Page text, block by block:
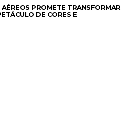
PROMETE TRANSFORMAR
DE CORES E